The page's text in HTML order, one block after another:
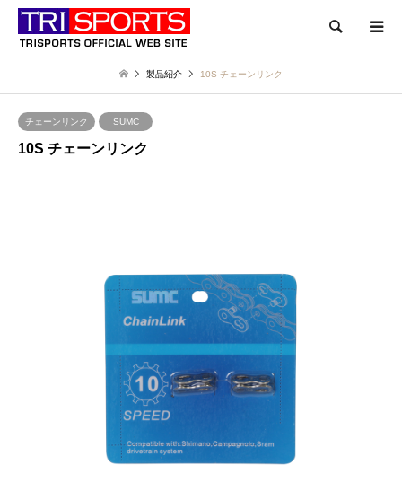
検索
製品紹介 10S チェーンリンク
チェーンリンク SUMC
10S チェーンリンク